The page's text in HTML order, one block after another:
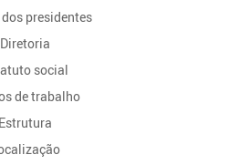
presidentes
Diretoria
social
de trabalho
Estrutura